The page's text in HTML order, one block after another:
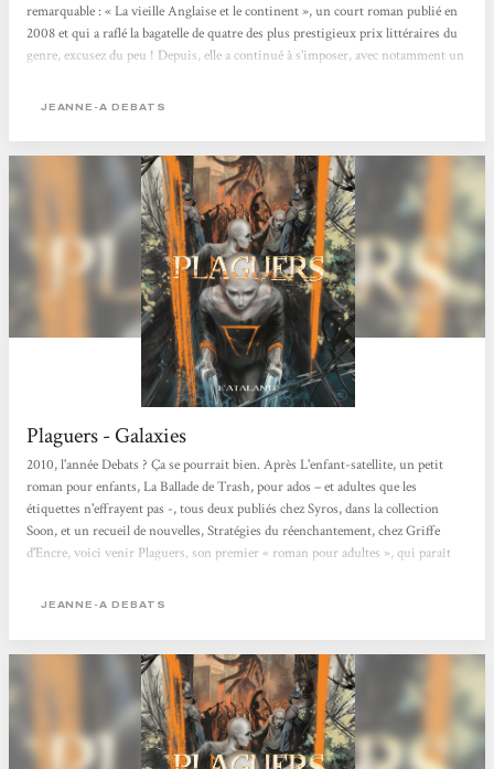
remarquable : « La vieille Anglaise et le continent », un court roman publié en
2008 et qui a raflé la bagatelle de quatre des plus prestigieux prix littéraires du
genre, excusez du peu ! Depuis, elle a continué à s’imposer, avec notamment un
sans doute un aboutissement, avec ce brillant Plaguers, roman tout...
JEANNE-A DEBATS
Plaguers - Galaxies
2010, l'année Debats ? Ça se pourrait bien. Après L'enfant-satellite, un petit
roman pour enfants, La Ballade de Trash, pour ados – et adultes que les
étiquettes n'effrayent pas -, tous deux publiés chez Syros, dans la collection
Soon, et un recueil de nouvelles, Stratégies du réenchantement, chez Griffe
d'Encre, voici venir Plaguers, son premier « roman pour adultes », qui paraît
apocalyptique. L'humanité se remet difficilement de l'Extinction de 2105 qui a
JEANNE-A DEBATS